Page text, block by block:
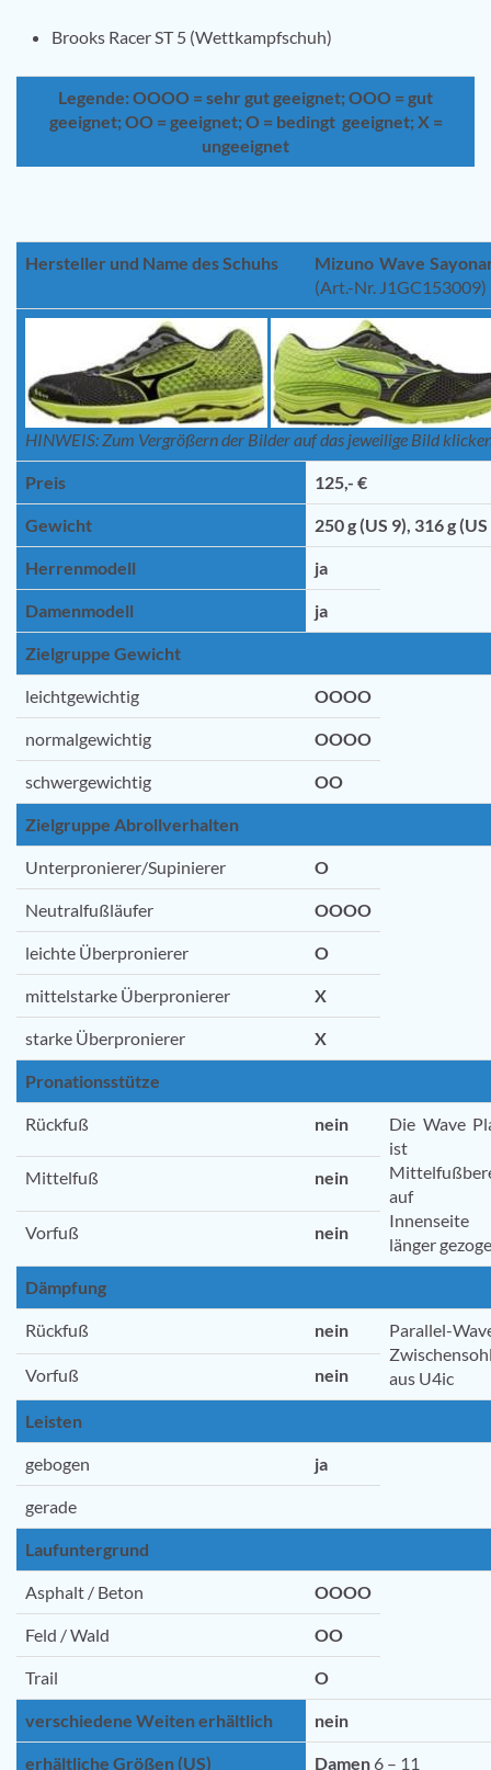
Brooks Racer ST 5 (Wettkampfschuh)
Legende: OOOO = sehr gut geeignet; OOO = gut
geeignet; OO = geeignet; O = bedingt geeignet; X =
ungeeignet
Hersteller und Name des Schuhs
Mizuno Wave
(Art.-Nr. J1GC153009)
HINWEIS: Zum Vergrößern der Bilder auf das jeweilige Bild
Preis 125,- €
Gewicht 250 g (US 9), 316 g
Herrenmodell ja
Damenmodell ja
Zielgruppe Gewicht
leichtgewichtig OOOO
normalgewichtig OOOO
schwergewichtig OO
Zielgruppe Abrollverhalten
Unterpronierer/Supinierer O
Neutralfußläufer OOOO
leichte Überpronierer O
mittelstarke Überpronierer X
starke Überpronierer X
Pronationsstütze
Rückfuß nein
Die Wave
ist
auf
Innenseite
länger
Mittelfuß nein
Vorfuß nein
Dämpfung
Rückfuß nein
Parallel-
aus U4ic
Vorfuß nein
Leisten
gebogen ja
gerade
Laufuntergrund
Asphalt / Beton OOOO
Feld / Wald OO
Trail O
verschiedene Weiten erhältlich nein
erhältliche Größen (US) Damen 6 – 11